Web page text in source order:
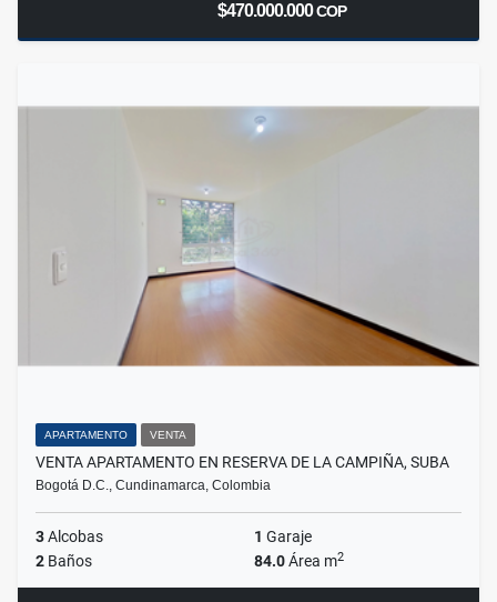
$470.000.000COP
APARTAMENTO VENTA
VENTA APARTAMENTO EN RESERVA DE LA CAMPIÑA, SUBA
Bogotá D.C., Cundinamarca, Colombia
3Alcobas 1 Garaje
2 Baños 84.0Área m2